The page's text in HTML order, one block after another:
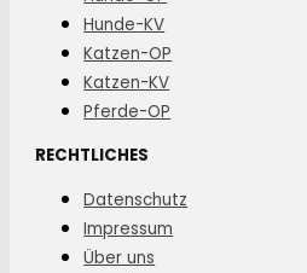
Hunde-KV
Katzen-OP
Katzen-KV
Pferde-OP
RECHTLICHES
Datenschutz
Impressum
Über uns